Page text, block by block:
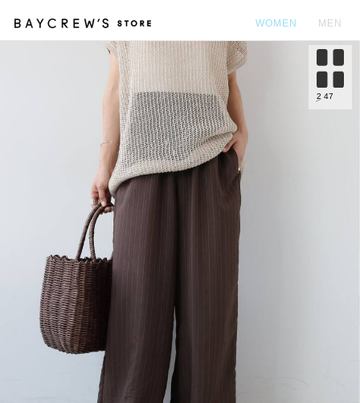
WOMEN MEN
2 47